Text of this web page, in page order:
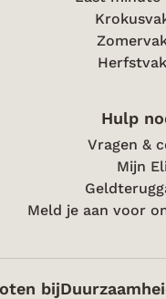
Hulp
Vragen &
Mijn
Meld je aan voor
bij